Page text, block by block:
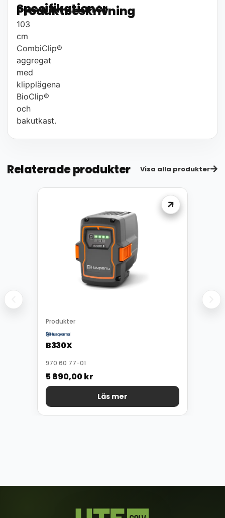
Produktbeskrivning
103
cm
CombiClip®
aggregat
med
klipplägena
BioClip®
och
bakutkast.
Specifikationer
Relaterade produkter Visa alla produkter
Produkter
B330X
970 60 77-01
5 890,00kr
Läs mer